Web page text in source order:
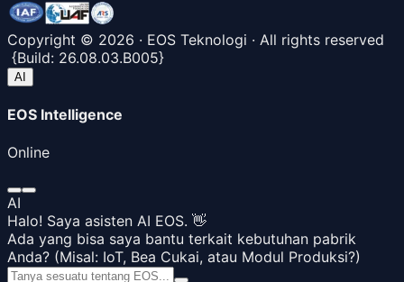
Copyright © 2026 · EOS Teknologi · All rights reserved
{Build: 26.08.03.B005}
AI
EOS Intelligence
Online
AI
Halo! Saya asisten AI EOS. 👋
Ada yang bisa saya bantu terkait kebutuhan pabrik
Anda? (Misal: IoT, Bea Cukai, atau Modul Produksi?)